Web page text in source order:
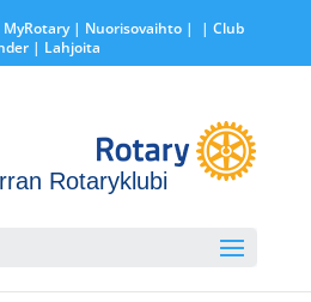
MyRotary | Nuorisovaihto|
| Club
| Lahjoita
Rotaryklubi